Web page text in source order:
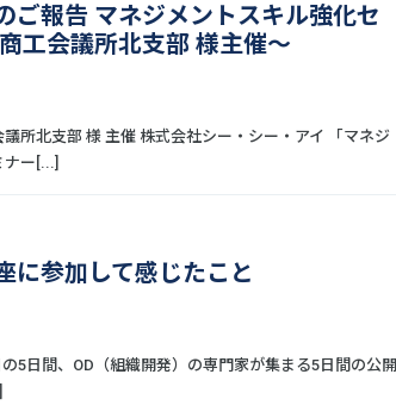
ご報告 マネジメントスキル強化セ
工会議所北支部 様主催～
所北支部 様 主催 株式会社シー・シー・アイ 「マネジ
ナー[...]
に参加して感じたこと
5日間、OD（組織開発）の専門家が集まる5日間の公開